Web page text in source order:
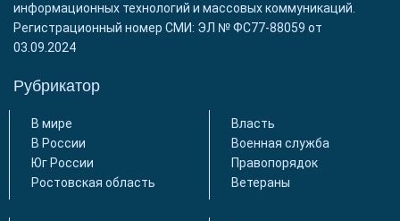
информационных технологий и массовых коммуникаций.
Регистрационный номер СМИ: ЭЛ № ФС77-88059 от
03.09.2024
Рубрикатор
В мире
В России
Юг России
Ростовская область
Власть
Военная служба
Правопорядок
Ветераны